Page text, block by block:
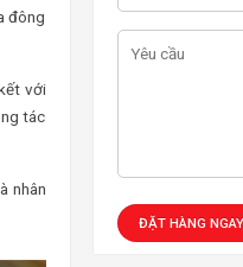
đông
với
tác
nhân